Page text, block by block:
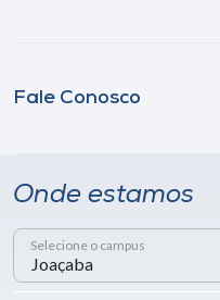
Fale Conosco
Onde estamos
Selecione o campus